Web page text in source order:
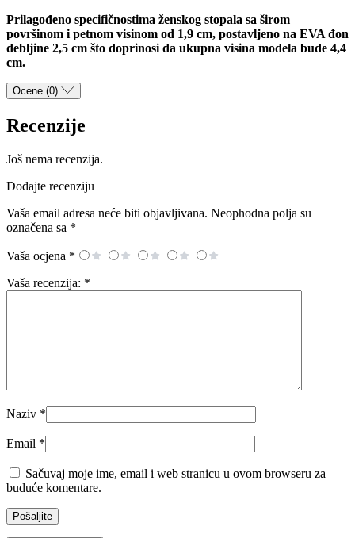
Prilagođeno specifičnostima ženskog stopala sa širom
površinom i petnom visinom od 1,9 cm, postavljeno na EVA đon
debljine 2,5 cm što doprinosi da ukupna visina modela bude 4,4
cm.
Ocene (0)
Recenzije
Još nema recenzija.
Dodajte recenziju
Vaša email adresa neće biti objavljivana. Neophodna polja su
označena sa *
Vaša ocjena *
Vaša recenzija: *
Naziv *
Email *
Sačuvaj moje ime, email i web stranicu u ovom browseru za
buduće komentare.